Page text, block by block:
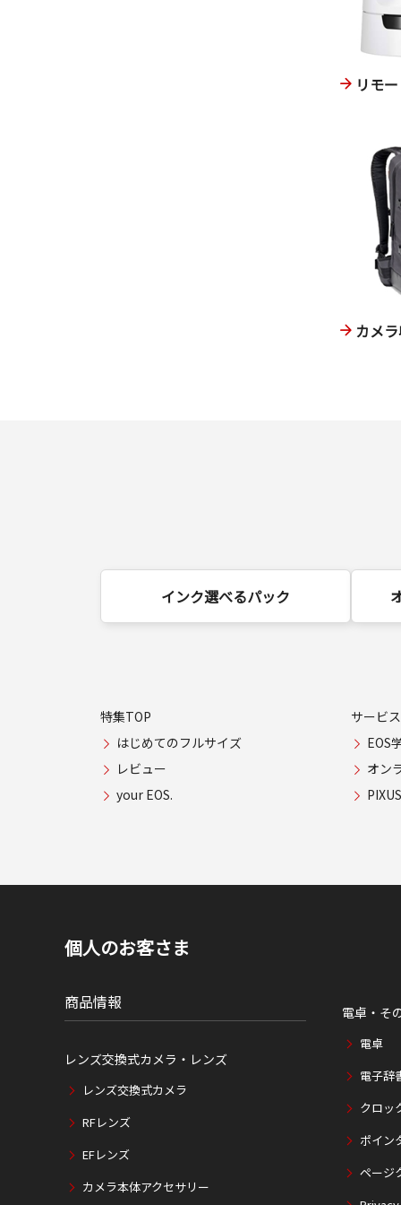
リモ
カメ
インク選べるパック
特集TOP
はじめてのフルサイズ
レビュー
your EOS.
サービ
EOS
オン
個人のお客さま
商品情報
レンズ交換式カメラ・レンズ
レンズ交換式カメラ
RFレンズ
EFレンズ
カメラ本体アクセサリー
電卓・そ
電卓
電子辞
クロッ
ポイン
ページ